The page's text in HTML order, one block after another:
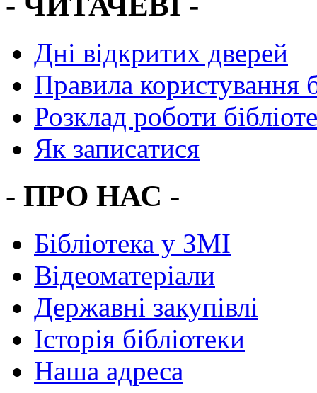
Дні відкритих дверей
Правила користування
Розклад роботи
Як записатися
- ПРО НАС -
Бібліотека у ЗМІ
Відеоматеріали
Державні закупівлі
Історія бібліотеки
Наша адреса